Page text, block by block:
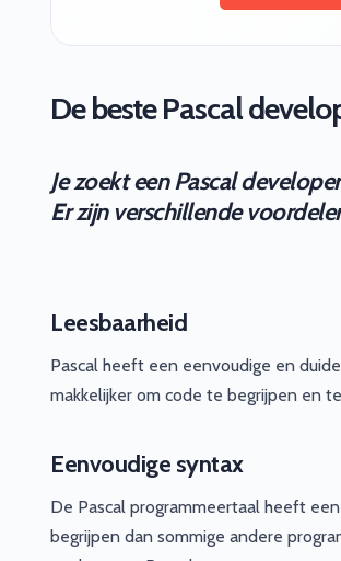
De beste Pascal
Je zoekt een Pascal
Er zijn verschillende
Leesbaarheid
Pascal heeft een eenvoudige en
makkelijker om code te begrijpen en
Eenvoudige syntax
De Pascal programmeertaal heeft
begrijpen dan sommige andere